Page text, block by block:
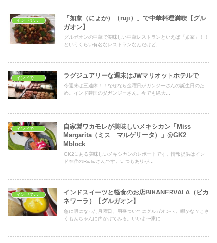
「如家（にょか）（ruji）」で中華料理満喫【グル
ガオン】
グルガオンの中華で美味しい中華レストランといえば「如家」！！
というくらい有名なレストランなんだけど、...
ラグジュアリーな週末はJWマリオットホテルで
今週末は三連休！！なぜなら金曜日がガンジーさんの誕生日のた
め。インド建国の父ガンジーさん。今でも絶大...
インドでレストラン
自家製ワカモレが美味しいメキシカン「Miss
Margarita（ミス マルゲリータ）」@GK2
Mblock
GK2にある美味しいメキシカンのレポートです。情報提供はイン
ド在住のRiekoさんです。いつもありが...
インドでレストラン
インドスイーツと軽食のお店BIKANERVALA（ビカ
ネワーラ）【グルガオン】
急に暇になった月曜日、用事ついでにグルガオンへ。暇かな？とさ
くもんちゃんに声かけてみる。いいよ〜家に...